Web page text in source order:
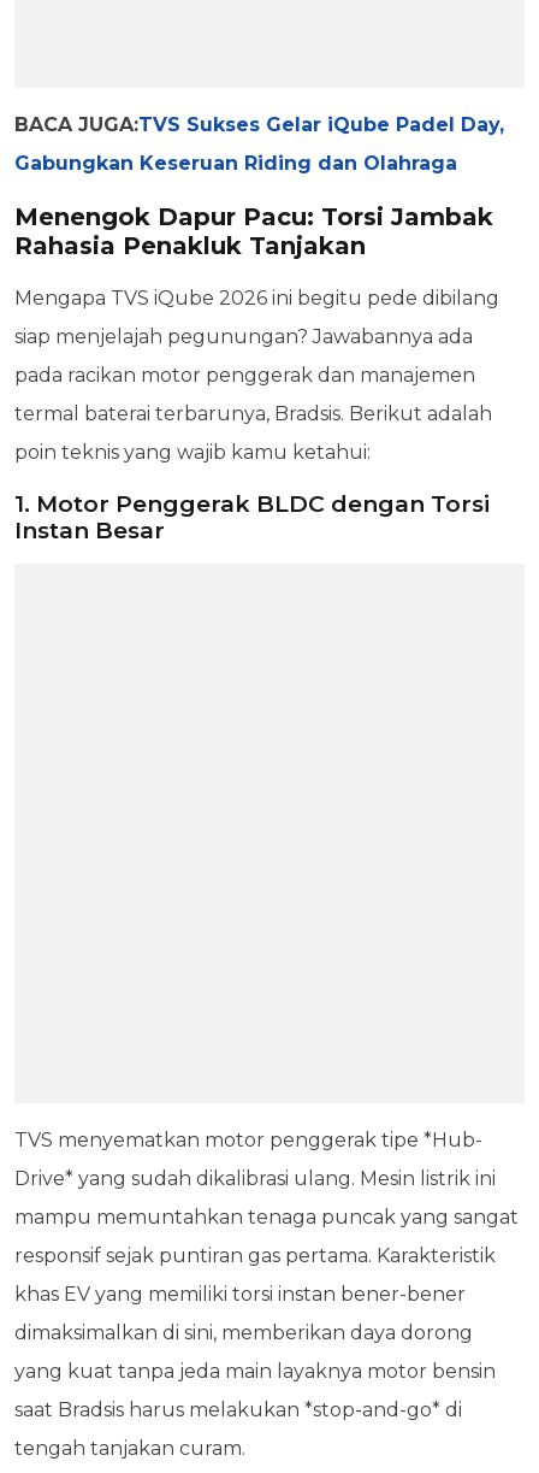
BACA JUGA:TVS Sukses Gelar iQube Padel Day,
Gabungkan Keseruan Riding dan Olahraga
Menengok Dapur Pacu: Torsi Jambak
Rahasia Penakluk Tanjakan
Mengapa TVS iQube 2026 ini begitu pede dibilang
siap menjelajah pegunungan? Jawabannya ada
pada racikan motor penggerak dan manajemen
termal baterai terbarunya, Bradsis. Berikut adalah
poin teknis yang wajib kamu ketahui:
1. Motor Penggerak BLDC dengan Torsi
Instan Besar
TVS menyematkan motor penggerak tipe *Hub-
Drive* yang sudah dikalibrasi ulang. Mesin listrik ini
mampu memuntahkan tenaga puncak yang sangat
responsif sejak puntiran gas pertama. Karakteristik
khas EV yang memiliki torsi instan bener-bener
dimaksimalkan di sini, memberikan daya dorong
yang kuat tanpa jeda main layaknya motor bensin
saat Bradsis harus melakukan *stop-and-go* di
tengah tanjakan curam.